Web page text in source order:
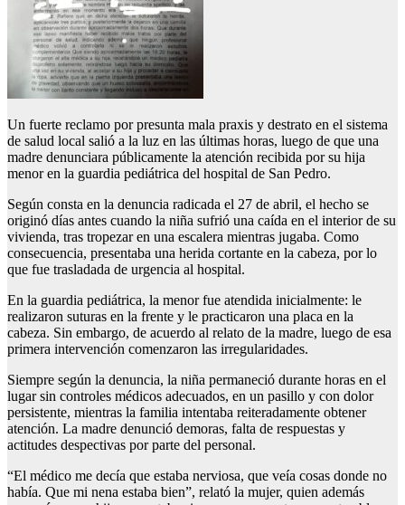
Un fuerte reclamo por presunta mala praxis y destrato en el sistema
de salud local salió a la luz en las últimas horas, luego de que una
madre denunciara públicamente la atención recibida por su hija
menor en la guardia pediátrica del hospital de San Pedro.
Según consta en la denuncia radicada el 27 de abril, el hecho se
originó días antes cuando la niña sufrió una caída en el interior de su
vivienda, tras tropezar en una escalera mientras jugaba. Como
consecuencia, presentaba una herida cortante en la cabeza, por lo
que fue trasladada de urgencia al hospital.
En la guardia pediátrica, la menor fue atendida inicialmente: le
realizaron suturas en la frente y le practicaron una placa en la
cabeza. Sin embargo, de acuerdo al relato de la madre, luego de esa
primera intervención comenzaron las irregularidades.
Siempre según la denuncia, la niña permaneció durante horas en el
lugar sin controles médicos adecuados, en un pasillo y con dolor
persistente, mientras la familia intentaba reiteradamente obtener
atención. La madre denunció demoras, falta de respuestas y
actitudes despectivas por parte del personal.
“El médico me decía que estaba nerviosa, que veía cosas donde no
había. Que mi nena estaba bien”, relató la mujer, quien además